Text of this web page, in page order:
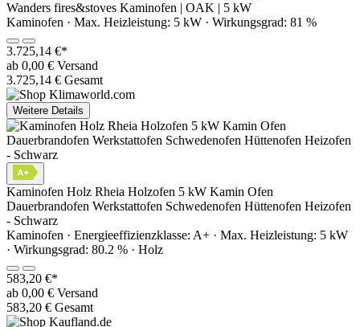
Wanders fires&stoves Kaminofen | OAK | 5 kW
Kaminofen · Max. Heizleistung: 5 kW · Wirkungsgrad: 81 %
3.725,14 €*
ab 0,00 € Versand
3.725,14 € Gesamt
Weitere Details
Kaminofen Holz Rheia Holzofen 5 kW Kamin Ofen
Dauerbrandofen Werkstattofen Schwedenofen Hüttenofen Heizofen
- Schwarz
Kaminofen · Energieeffizienzklasse: A+ · Max. Heizleistung: 5 kW
· Wirkungsgrad: 80.2 % · Holz
583,20 €*
ab 0,00 € Versand
583,20 € Gesamt